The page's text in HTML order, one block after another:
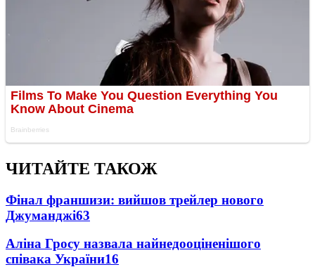
ЧИТАЙТЕ ТАКОЖ
Фінал франшизи: вийшов трейлер нового
Джуманджі63
Аліна Гросу назвала найнедооціненішого
співака України16